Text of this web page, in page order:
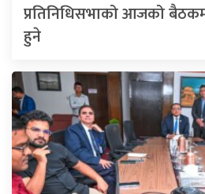
प्रतिनिधिसभाको आजको
हुने